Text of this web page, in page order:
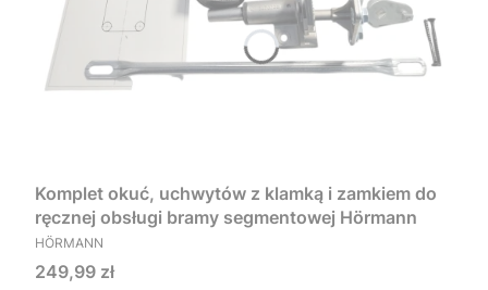
Komplet okuć, uchwytów z klamką i zamkiem do
ręcznej obsługi bramy segmentowej Hörmann
PRODUCENT
HÖRMANN
Cena
249,99 zł